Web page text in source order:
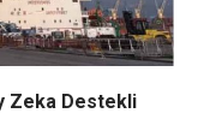
Zeka Destekli